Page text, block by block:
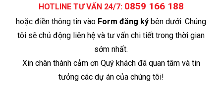
HOTLINE TƯ VẤN 24/7: 0859 166 188
hoặc điền thông tin vào Form đăng ký bên dưới. Chúng
tôi sẽ chủ động liên hệ và tư vấn chi tiết trong thời gian
sớm nhất.
Xin chân thành cảm ơn Quý khách đã quan tâm và tin
tưởng các dự án của chúng tôi!